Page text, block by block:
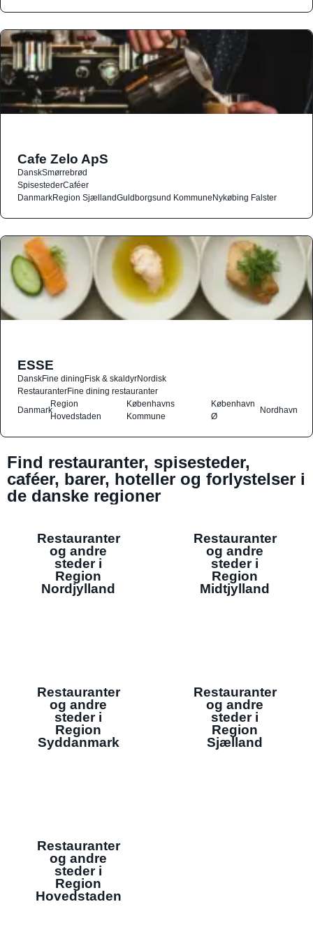
Cafe Zelo ApS
DanskSmørrebrød
SpisestederCaféer
DanmarkRegion SjællandGuldborgsund KommuneNykøbing Falster
ESSE
DanskFine diningFisk & skaldyrNordisk
RestauranterFine dining restauranter
Danmark
Region
Hovedstaden
Københavns
Kommune
København
Ø
Nordhavn
Find restauranter, spisesteder,
caféer, barer, hoteller og forlystelser i
de danske regioner
Restauranter
og andre
steder i
Region
Nordjylland
Restauranter
og andre
steder i
Region
Midtjylland
Restauranter
og andre
steder i
Region
Syddanmark
Restauranter
og andre
steder i
Region
Sjælland
Restauranter
og andre
steder i
Region
Hovedstaden